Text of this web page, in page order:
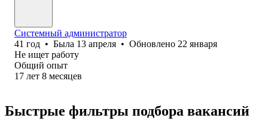
Системный администратор
41 год • Была 13 апреля • Обновлено 22 января
Не ищет работу
Общий опыт
17 лет 8 месяцев
Быстрые фильтры подбора вакансий